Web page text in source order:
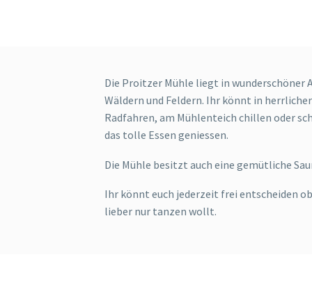
Die Proitzer Mühle liegt in
Wäldern und Feldern. Ihr könnt in
Radfahren, am Mühlenteich chillen oder
das tolle Essen geniessen.
Die Mühle besitzt auch eine gemütliche
Ihr könnt euch jederzeit frei entscheiden
lieber nur tanzen wollt.